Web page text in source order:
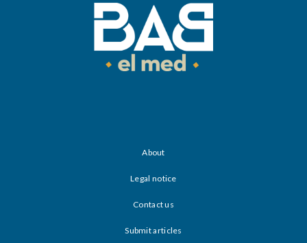
About
Legal notice
Contact us
Submit articles